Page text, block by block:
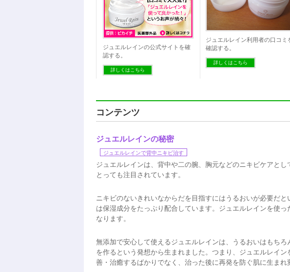
ジュエルレインの公式サイトを確
認する。
詳しくはこちら
ジュエルレイン利用者の口コミ
確認する。
詳しくはこちら
コンテンツ
ジュエルレインの秘密
ジュエルレインで背中ニキビ治す
ジュエルレインは、背中や二の腕、胸元などのニキビケアとし
とっても注目されています。
ニキビのないきれいなからだを目指すにはうるおいが必要だ
は保湿成分をたっぷり配合しています。ジュエルレインを使
なります。
無添加で安心して使えるジュエルレインは、うるおいはもち
を作るという発想から生まれました。つまり、ジュエルレイ
善・治癒するばかりでなく、治った後に再発を防ぐ肌に生まれ